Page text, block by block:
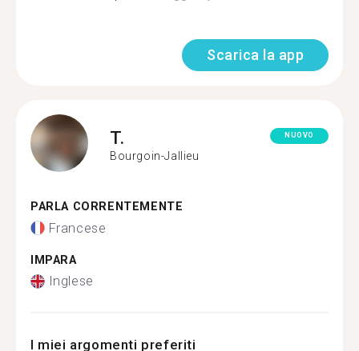
Scarica la app
T.
Bourgoin-Jallieu
NUOVO
PARLA CORRENTEMENTE
Francese
IMPARA
Inglese
I miei argomenti preferiti